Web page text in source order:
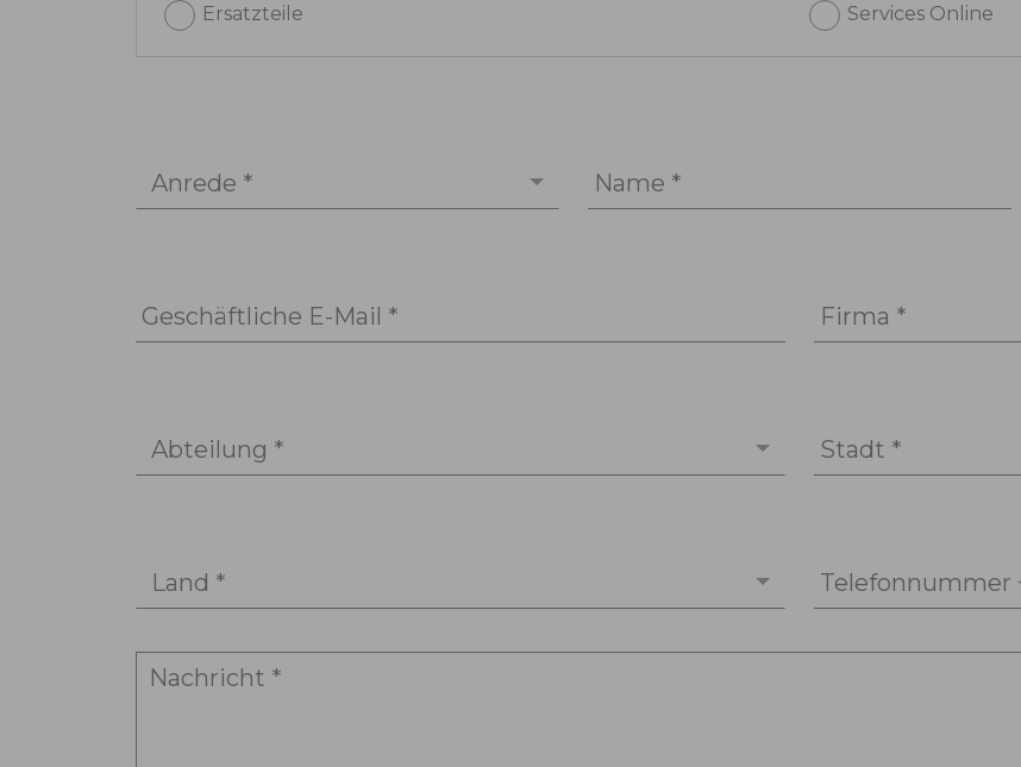
Ersatzteile Services Online
Anrede * Name *
Geschäftliche E-Mail * Firma *
Abteilung * Stadt *
Land * Telefonnummer